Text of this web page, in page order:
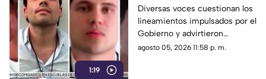
1:19
audiencias son
CENSURA disfrazada
Diversas voces cuestionan los
lineamientos impulsados por el
Gobierno y advirtieron
posibles riesgos para los
agosto 05, 2026 11:58 p. m.